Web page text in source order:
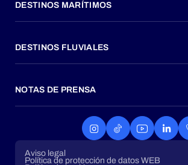
DESTINOS MARÍTIMOS
DESTINOS FLUVIALES
NOTAS DE PRENSA
Aviso legal
Política de protección de datos WEB